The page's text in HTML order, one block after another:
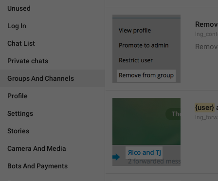
Unused
Log In
Chat List
Private chats
Groups And Channels
Profile
Settings
Stories
Camera And Media
Bots And Payments
{user}